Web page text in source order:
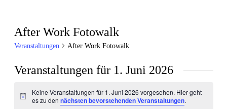
After Work Fotowalk
Veranstaltungen After Work Fotowalk
Veranstaltungen für 1. Juni 2026
Hinweis
Keine Veranstaltungen für 1. Juni 2026 vorgesehen. Hier geht
es zu dennächsten bevorstehenden Veranstaltungen.